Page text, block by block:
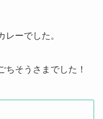
ーでした。
ちそうさまでした！